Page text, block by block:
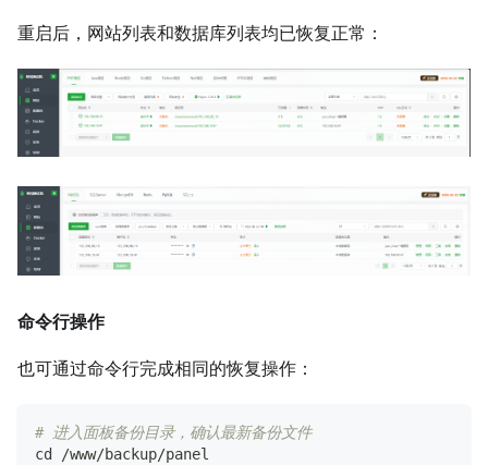
重启后，网站列表和数据库列表均已恢复正常：
命令行操作
也可通过命令行完成相同的恢复操作：
# 进入面板备份目录，确认最新备份文件
cd
/www/backup/panel